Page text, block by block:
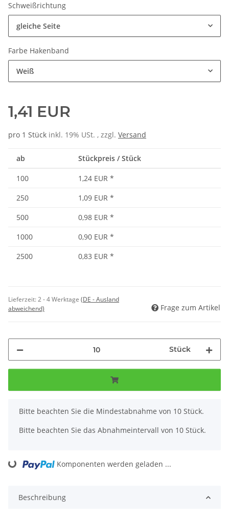
Schweißrichtung
gleiche Seite
Farbe Hakenband
Weiß
1,41 EUR
pro 1 Stück inkl. 19% USt. , zzgl. Versand
ab Stückpreis / Stück
100 1,24 EUR *
250
1,09 EUR *
500
0,98 EUR *
1000
0,90 EUR *
2500
0,83 EUR *
Lieferzeit:2 - 4 Werktage (DE - Ausland
abweichend)
Frage zum Artikel
Stück
x
Bitte beachten Sie die Mindestabnahme von 10 Stück.
Bitte beachten Sie das Abnahmeintervall von 10 Stück.
Loading... Komponenten werden geladen ...
Beschreibung